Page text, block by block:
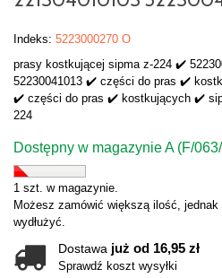
Indeks: 5223000270 O
prasy kostkującej sipma z-224 ✔️
52230041013 ✔️ części do pras ✔️
✔️ części do pras ✔️ kostkujących ✔️
224
Dostępny w magazynie A (F/
1 szt. w magazynie.
Możesz zamówić większą ilość,
wydłużyć.
Dostawa już od 16,95 zł
Sprawdź koszt wysyłki